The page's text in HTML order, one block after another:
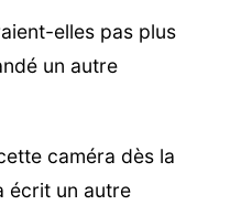
elles pas plus
un autre
caméra dès la
écrit un autre